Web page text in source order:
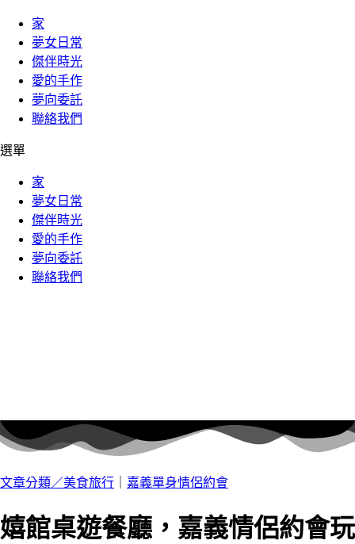
家
夢女日常
傑伴時光
愛的手作
夢向委託
聯絡我們
選單
家
夢女日常
傑伴時光
愛的手作
夢向委託
聯絡我們
文章分類／美食旅行 嘉義單身情侶約會
嬉館桌遊餐廳，嘉義情侶約會玩